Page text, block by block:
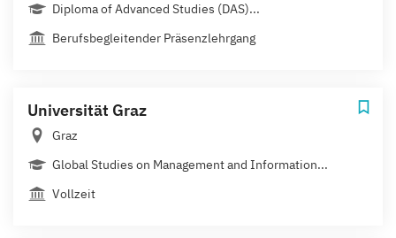
Diploma of Advanced Studies (DAS)...
Berufsbegleitender Präsenzlehrgang
Universität Graz
Graz
Global Studies on Management and Information...
Vollzeit